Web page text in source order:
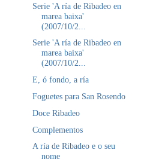
Serie 'A ría de Ribadeo en
marea baixa'
(2007/10/2...
Serie 'A ría de Ribadeo en
marea baixa'
(2007/10/2...
E, ó fondo, a ría
Foguetes para San Rosendo
Doce Ribadeo
Complementos
A ría de Ribadeo e o seu
nome